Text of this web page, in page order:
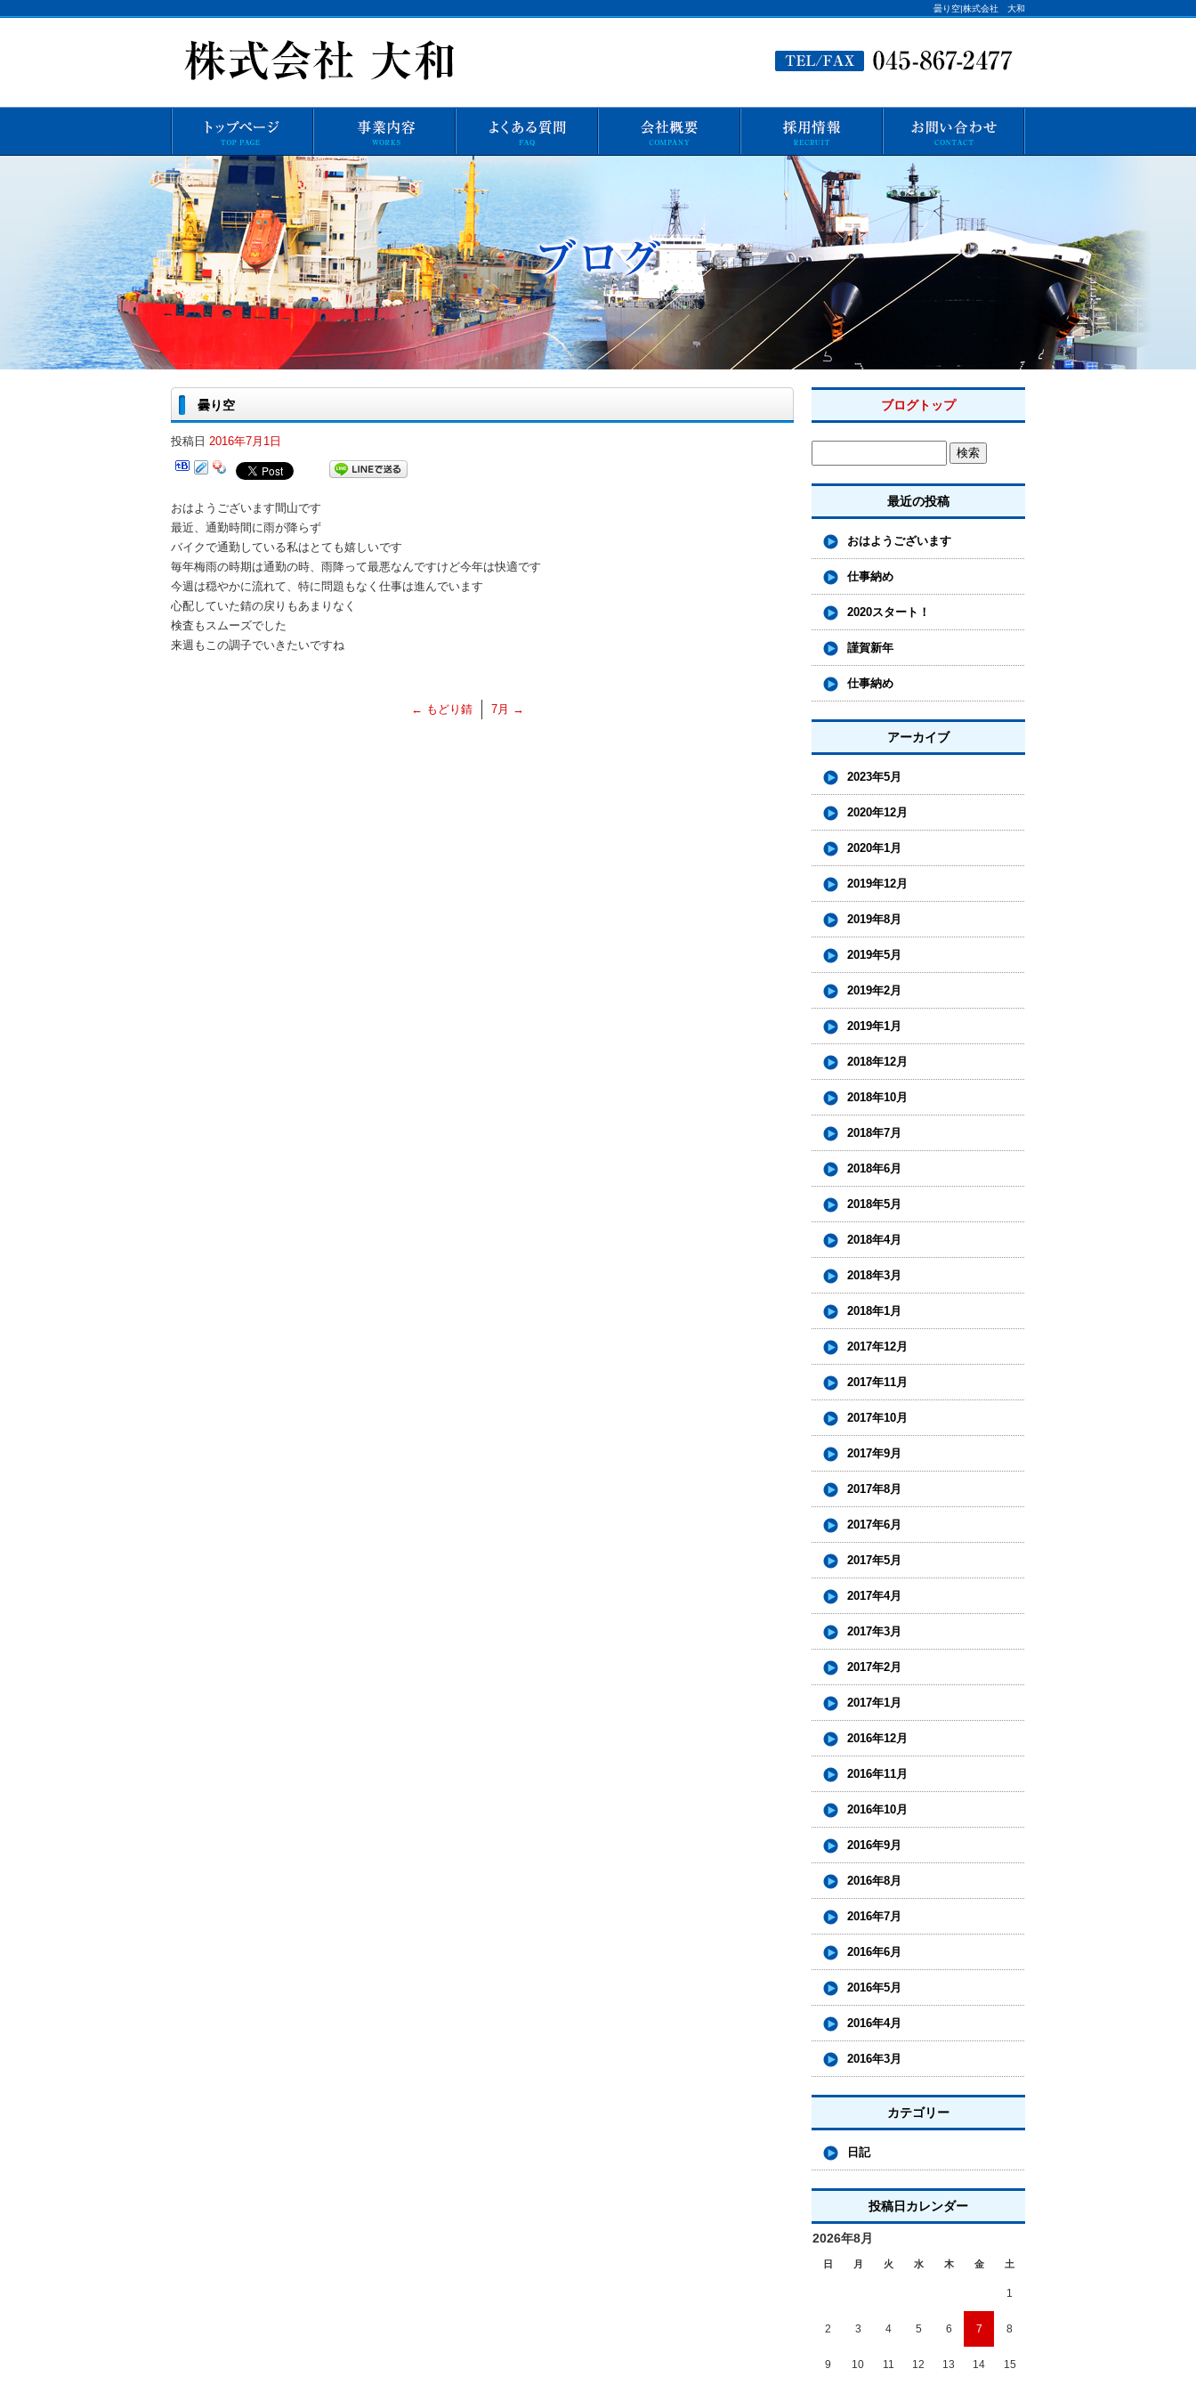
曇り空|株式会社 大和
曇り空
投稿日 2016年7月1日
おはようございます間山です
最近、通勤時間に雨が降らず
バイクで通勤している私はとても嬉しいです
毎年梅雨の時期は通勤の時、雨降って最悪なんですけど今年は快適です
今週は穏やかに流れて、特に問題もなく仕事は進んでいます
心配していた錆の戻りもあまりなく
検査もスムーズでした
来週もこの調子でいきたいですね
← もどり錆 7月 →
ブログトップ
最近の投稿
おはようございます
仕事納め
2020スタート！
謹賀新年
仕事納め
アーカイブ
2023年5月
2020年12月
2020年1月
2019年12月
2019年8月
2019年5月
2019年2月
2019年1月
2018年12月
2018年10月
2018年7月
2018年6月
2018年5月
2018年4月
2018年3月
2018年1月
2017年12月
2017年11月
2017年10月
2017年9月
2017年8月
2017年6月
2017年5月
2017年4月
2017年3月
2017年2月
2017年1月
2016年12月
2016年11月
2016年10月
2016年9月
2016年8月
2016年7月
2016年6月
2016年5月
2016年4月
2016年3月
カテゴリー
日記
投稿日カレンダー
2026年8月
日 月 火 水 木 金 土
1
2 3 4 5 6 7 8
9 10 11 12 13 14 15